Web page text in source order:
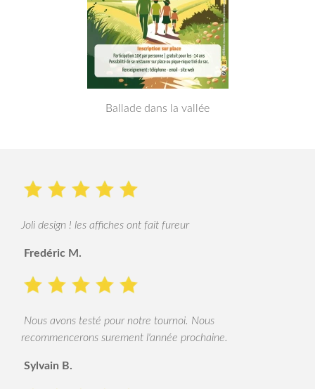
Ballade dans la vallée
Joli design ! les affiches ont fait fureur
Fredéric M.
Nous avons testé pour notre tournoi. Nous
recommencerons surement l'année prochaine.
Sylvain B.